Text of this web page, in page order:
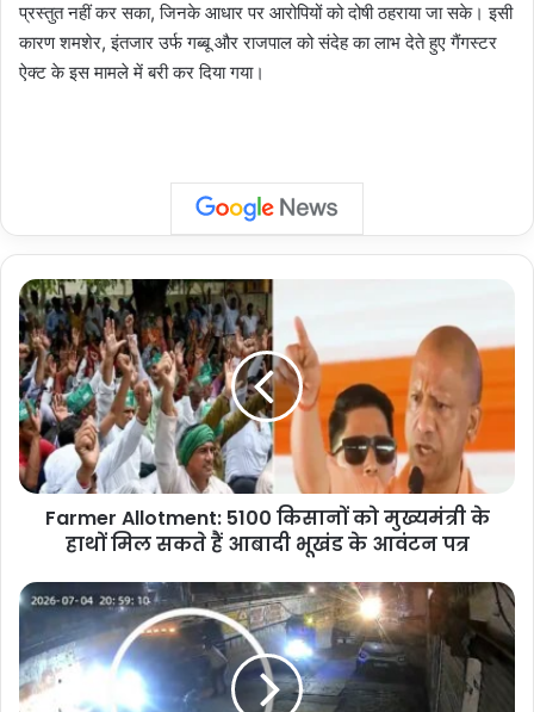
प्रस्तुत नहीं कर सका, जिनके आधार पर आरोपियों को दोषी ठहराया जा सके। इसी
कारण शमशेर, इंतजार उर्फ गब्बू और राजपाल को संदेह का लाभ देते हुए गैंगस्टर
ऐक्ट के इस मामले में बरी कर दिया गया।
Farmer
Allotment:
5100
किसानों
को
मुख्यमंत्री
के
हाथों
मिल
सकते
भूखंड
के
आवंटन
पत्र
Farmer Allotment: 5100 किसानों को मुख्यमंत्री के
हाथों मिल सकते हैं आबादी भूखंड के आवंटन पत्र
Uttar
Pradesh
हापुड़
में